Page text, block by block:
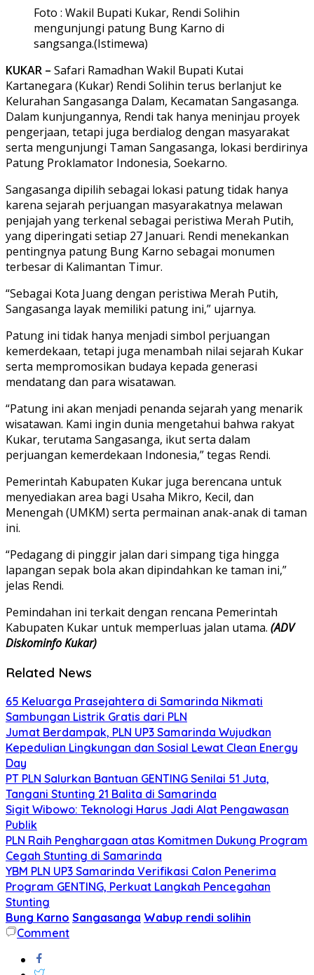
Foto : Wakil Bupati Kukar, Rendi Solihin
mengunjungi patung Bung Karno di
sangsanga.(Istimewa)
KUKAR – Safari Ramadhan Wakil Bupati Kutai
Kartanegara (Kukar) Rendi Solihin terus berlanjut ke
Kelurahan Sangasanga Dalam, Kecamatan Sangasanga.
Dalam kunjungannya, Rendi tak hanya meninjau proyek
pengerjaan, tetapi juga berdialog dengan masyarakat
serta mengunjungi Taman Sangasanga, lokasi berdirinya
Patung Proklamator Indonesia, Soekarno.
Sangasanga dipilih sebagai lokasi patung tidak hanya
karena sejarah perjuangan masyarakatnya melawan
penjajah yang terkenal sebagai peristiwa Merah Putih,
yang diperingati setiap 27 Januari. Rendi menekankan
pentingnya patung Bung Karno sebagai monumen
terbesar di Kalimantan Timur.
“Sebagai Kota Juang dengan peristiwa Merah Putih,
Sangasanga layak memiliki patung ini,” ujarnya.
Patung ini tidak hanya menjadi simbol perjuangan
kemerdekaan, tetapi juga menambah nilai sejarah Kukar
serta mempromosikan budaya kepada generasi
mendatang dan para wisatawan.
“Patung ini akan menjadi penanda sejarah yang menarik
wisatawan. Kami ingin dunia mengetahui bahwa rakyat
Kukar, terutama Sangasanga, ikut serta dalam
perjuangan kemerdekaan Indonesia,” tegas Rendi.
Pemerintah Kabupaten Kukar juga berencana untuk
menyediakan area bagi Usaha Mikro, Kecil, dan
Menengah (UMKM) serta permainan anak-anak di taman
ini.
“Pedagang di pinggir jalan dari simpang tiga hingga
lapangan sepak bola akan dipindahkan ke taman ini,”
jelas Rendi.
Pemindahan ini terkait dengan rencana Pemerintah
Kabupaten Kukar untuk memperluas jalan utama. (ADV
Diskominfo Kukar)
Related News
65 Keluarga Prasejahtera di Samarinda Nikmati
Sambungan Listrik Gratis dari PLN
Jumat Berdampak, PLN UP3 Samarinda Wujudkan
Kepedulian Lingkungan dan Sosial Lewat Clean Energy
Day
PT PLN Salurkan Bantuan GENTING Senilai 51 Juta,
Tangani Stunting 21 Balita di Samarinda
Sigit Wibowo: Teknologi Harus Jadi Alat Pengawasan
Publik
PLN Raih Penghargaan atas Komitmen Dukung Program
Cegah Stunting di Samarinda
YBM PLN UP3 Samarinda Verifikasi Calon Penerima
Program GENTING, Perkuat Langkah Pencegahan
Stunting
Bung Karno Sangasanga Wabup rendi solihin
Comment